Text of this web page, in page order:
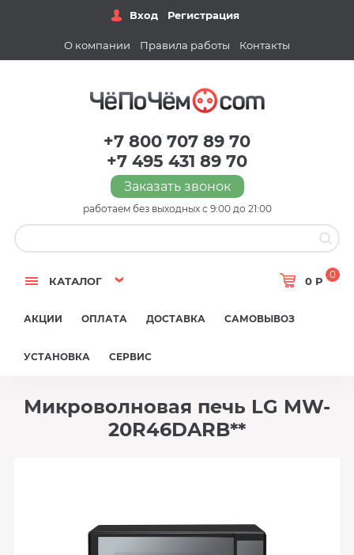
Вход Регистрация
О компании Правила работы Контакты
+7 800 707 89 70
+7 495 431 89 70
Заказать звонок
работаем без выходных с 9:00 до 21:00
КАТАЛОГ 0 Р
0
АКЦИИ ОПЛАТА ДОСТАВКА САМОВЫВОЗ
УСТАНОВКА СЕРВИС
Микроволновая печь LG MW-
20R46DARB**